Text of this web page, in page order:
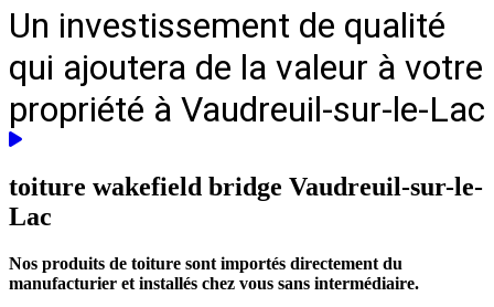
Un investissement de qualité
qui ajoutera de la valeur à votre
propriété à Vaudreuil-sur-le-Lac
toiture wakefield bridge Vaudreuil-sur-le-
Lac
Nos produits de toiture sont importés directement du
manufacturier et installés chez vous sans intermédiaire.